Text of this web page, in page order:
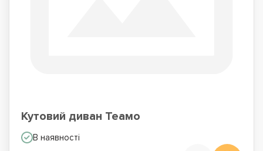
Кутовий диван Теамо
В наявності